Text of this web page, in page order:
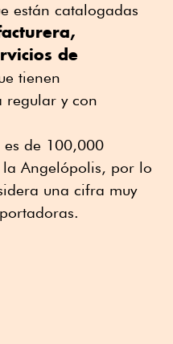
están catalogadas
de
tienen
regular y con
es de 100,000
la Angelópolis, por lo
una cifra muy